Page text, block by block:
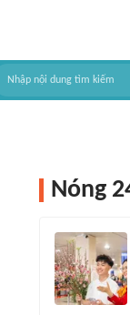
Nóng